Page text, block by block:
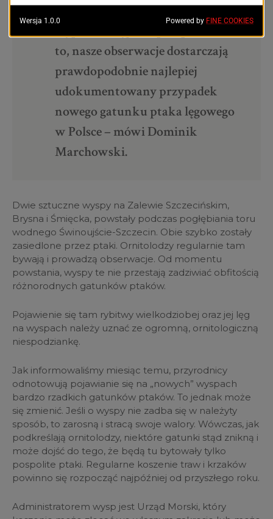
straty lęgu, gdyż młode przesunęły
to, nasze obserwacje dostarczają
prawdopodobnie najlepiej
udokumentowany przypadek
nowego gatunku ptaka lęgowego
w Polsce – mówi Dominik
Marchowski.
Dwie sztuczne wyspy na Zalewie Szczecińskim,
Brysna i Śmięcka, powstały podczas pogłębiania toru
wodnego Świnoujście-Szczecin. Obie szybko zostały
zasiedlone przez ptaki. Ornitolodzy regularnie tam
bywają i prowadzą obserwacje. Od momentu
powstania, wyspy te nie przestają zadziwiać obfitością
różnorodnych gatunków ptaków.
Pojawienie się tam rybitwy wielkodziobej oraz jej lęg
na wyspach należy uznać ze ogromną, ornitologiczną
niespodziankę.
Jak informowaliśmy miesiąc temu, przyrodnicy
odnotowują pojawianie się na „nowych” wyspach
bardzo rzadkich gatunków ptaków. To jednak może
się zmienić. Jeśli o wyspy nie zadba się w należyty
sposób, to zarosną i stracą swoje walory. Wówczas, jak
podkreślają ornitolodzy, niektóre gatunki stąd znikną i
może dojść do tego, że będą tu bytowały tylko
pospolite ptaki. Regularne koszenie traw i krzaków
powinno się rozpocząć najpóźniej od przyszłego roku.
Administratorem wysp jest Urząd Morski, który